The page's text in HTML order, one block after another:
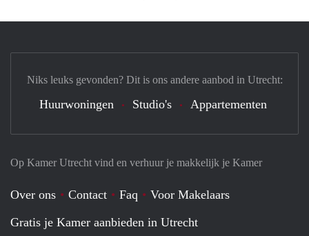
Op Kamer Utrecht vind en verhuur je makkelijk je Kamer
Over ons Contact Faq
Voor Makelaars
Gratis je Kamer aanbieden in Utrecht
Niks leuks gevonden? Dit is ons andere aanbod in Utrecht:
Huurwoningen Studio's Appartementen